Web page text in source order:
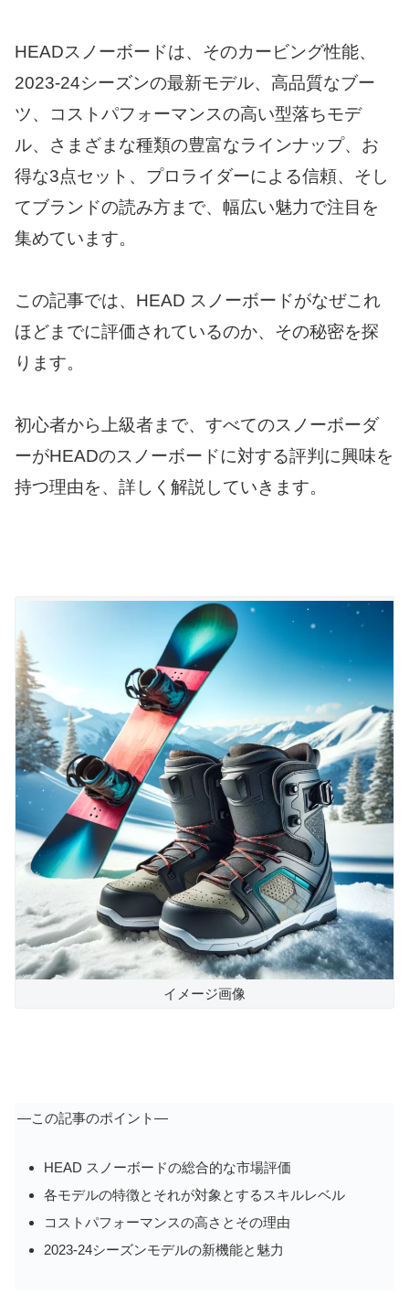
HEADスノーボードは、そのカービング性能、
2023-24シーズンの最新モデル、高品質なブー
ツ、コストパフォーマンスの高い型落ちモデ
ル、さまざまな種類の豊富なラインナップ、お
得な3点セット、プロライダーによる信頼、そし
てブランドの読み方まで、幅広い魅力で注目を
集めています。
この記事では、HEAD スノーボードがなぜこれ
ほどまでに評価されているのか、その秘密を探
ります。
初心者から上級者まで、すべてのスノーボーダ
ーがHEADのスノーボードに対する評判に興味を
持つ理由を、詳しく解説していきます。
イメージ画像
―この記事のポイント―
HEAD スノーボードの総合的な市場評価
各モデルの特徴とそれが対象とするスキルレベル
コストパフォーマンスの高さとその理由
2023-24シーズンモデルの新機能と魅力